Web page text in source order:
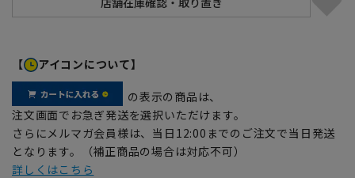
【 アイコンについて】
の表示の商品は、
注文画面でお急ぎ発送を選択いただけます。
さらにメルマガ会員様は、当日12:00までのご注文で当日発送
となります。（補正商品の場合は対応不可）
詳しくはこちら